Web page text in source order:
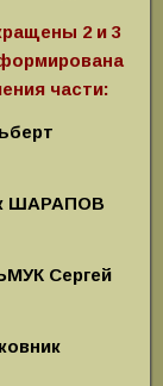
2 и 3
части:
ШАРАПОВ
Сергей